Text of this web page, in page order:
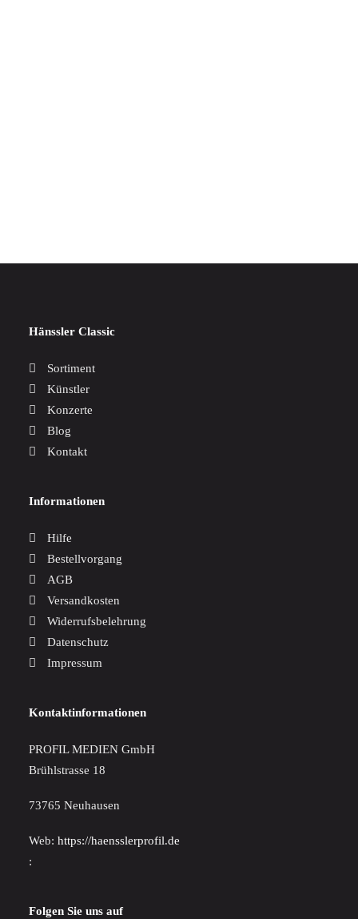
Hänssler Classic
Sortiment
Künstler
Konzerte
Blog
Kontakt
Informationen
Hilfe
Bestellvorgang
AGB
Versandkosten
Widerrufsbelehrung
Datenschutz
Impressum
Kontaktinformationen
PROFIL MEDIEN GmbH
Brühlstrasse 18
73765 Neuhausen
Web: https://haensslerprofil.de
:
Folgen Sie uns auf